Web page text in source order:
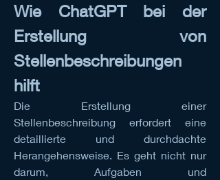
Wie ChatGPT bei der
Erstellung von
Stellenbeschreibungen
hilft
Die Erstellung einer
Stellenbeschreibung erfordert eine
detaillierte und durchdachte
Herangehensweise. Es geht nicht nur
darum, Aufgaben und